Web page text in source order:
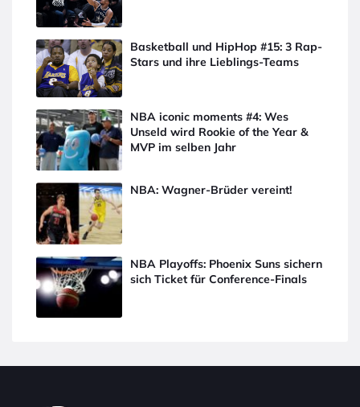
Basketball und HipHop #15: 3 Rap-
Stars und ihre Lieblings-Teams
NBA iconic moments #4: Wes
Unseld wird Rookie of the Year &
MVP im selben Jahr
NBA: Wagner-Brüder vereint!
NBA Playoffs: Phoenix Suns sichern
sich Ticket für Conference-Finals